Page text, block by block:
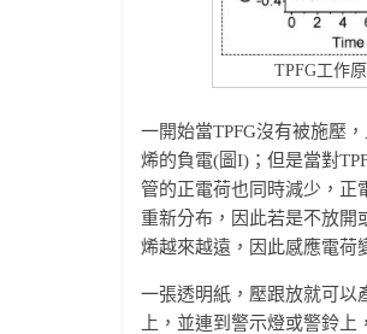
TPFG工作
一開始當TPFG沒有被施壓
烯的負電(圖I)；但是當對
管的正電荷也同時減少，正
重新分布，因此若是不放開
烯越來越遠，因此感應電荷
一張透明紙，壓跟放就可以
上，並連到警示燈或警鈴